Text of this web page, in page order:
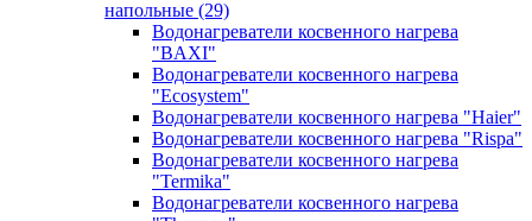
напольные (29)
Водонагреватели косвенного нагрева
"BAXI"
Водонагреватели косвенного нагрева
"Ecosystem"
Водонагреватели косвенного нагрева "Haier"
Водонагреватели косвенного нагрева "Rispa"
Водонагреватели косвенного нагрева
"Termika"
Водонагреватели косвенного нагрева